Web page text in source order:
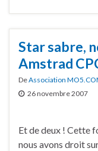
Star sabre,
Amstrad
DeAssociation
26 novembre 2007
Et de deux ! Cette
nous avons droit